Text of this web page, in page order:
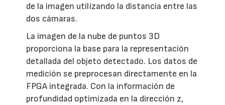
de la imagen utilizando la distancia entre las
dos cámaras.
La imagen de la nube de puntos 3D
proporciona la base para la representación
detallada del objeto detectado. Los datos de
medición se preprocesan directamente en la
FPGA integrada. Con la información de
profundidad optimizada en la dirección z,